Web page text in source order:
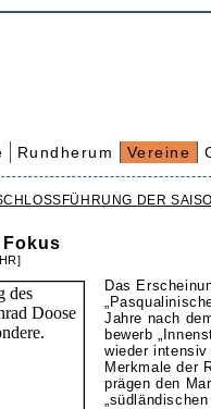
Rundherum Vereine
DER
Das
Jahre nach
bewerb
wieder
Merkmale der
prägen den